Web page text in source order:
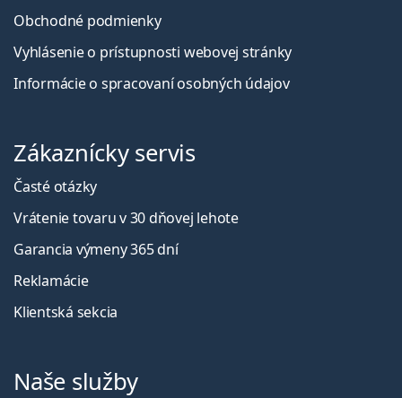
Obchodné podmienky
Vyhlásenie o prístupnosti webovej stránky
Informácie o spracovaní osobných údajov
Zákaznícky servis
Časté otázky
Vrátenie tovaru v 30 dňovej lehote
Garancia výmeny 365 dní
Reklamácie
Klientská sekcia
Naše služby